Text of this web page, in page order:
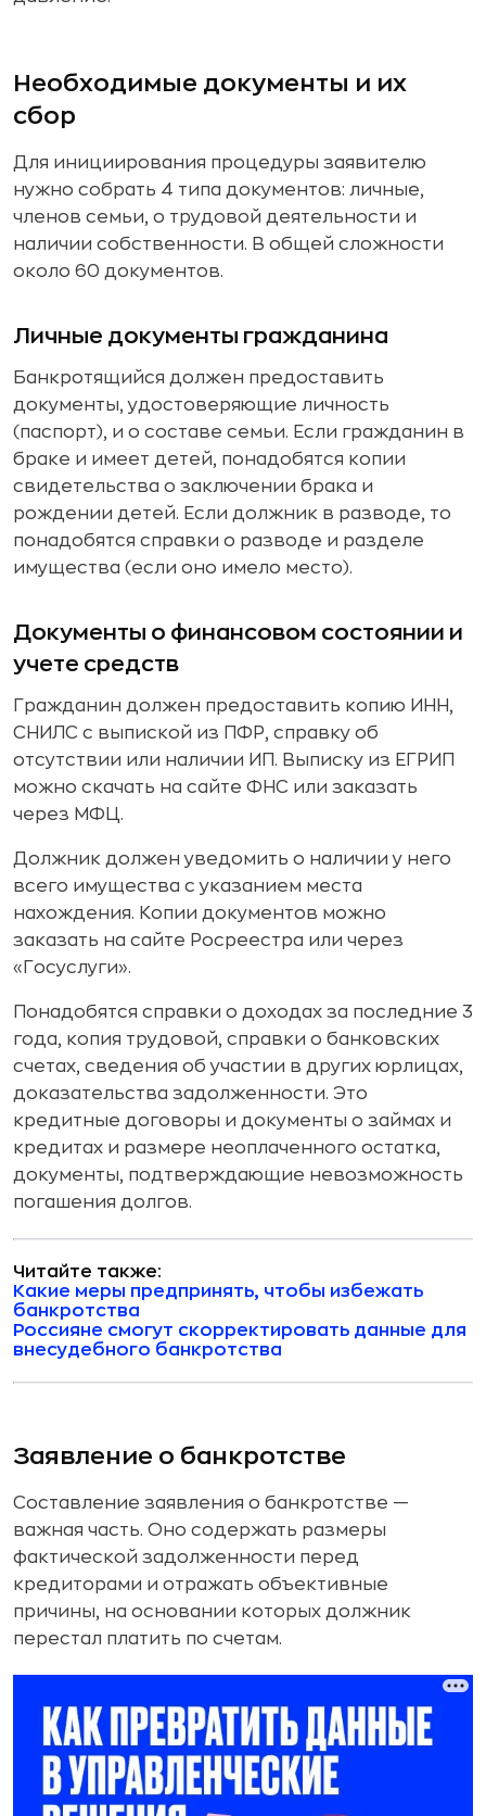
Необходимые документы и их
сбор
Для инициирования процедуры заявителю
нужно собрать 4 типа документов: личные,
членов семьи, о трудовой деятельности и
наличии собственности. В общей сложности
около 60 документов.
Личные документы гражданина
Банкротящийся должен предоставить
документы, удостоверяющие личность
(паспорт), и о составе семьи. Если гражданин в
браке и имеет детей, понадобятся копии
свидетельства о заключении брака и
рождении детей. Если должник в разводе, то
понадобятся справки о разводе и разделе
имущества (если оно имело место).
Документы о финансовом состоянии и
учете средств
Гражданин должен предоставить копию ИНН,
СНИЛС с выпиской из ПФР, справку об
отсутствии или наличии ИП. Выписку из ЕГРИП
можно скачать на сайте ФНС или заказать
через МФЦ.
Должник должен уведомить о наличии у него
всего имущества с указанием места
нахождения. Копии документов можно
заказать на сайте Росреестра или через
«Госуслуги».
Понадобятся справки о доходах за последние 3
года, копия трудовой, справки о банковских
счетах, сведения об участии в других юрлицах,
доказательства задолженности. Это
кредитные договоры и документы о займах и
кредитах и размере неоплаченного остатка,
документы, подтверждающие невозможность
погашения долгов.
Читайте также:
Какие меры предпринять, чтобы избежать
банкротства
Россияне смогут скорректировать данные для
внесудебного банкротства
Заявление о банкротстве
Составление заявления о банкротстве —
важная часть. Оно содержать размеры
фактической задолженности перед
кредиторами и отражать объективные
причины, на основании которых должник
перестал платить по счетам.